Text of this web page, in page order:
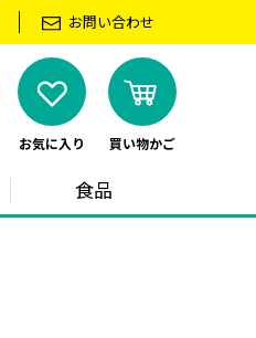
お問い合わせ
お気に入り 買い物かご
食品